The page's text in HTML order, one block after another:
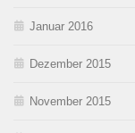
Januar 2016
Dezember 2015
November 2015